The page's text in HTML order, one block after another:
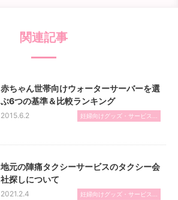
関連記事
赤ちゃん世帯向けウォーターサーバーを選
ぶ6つの基準＆比較ランキング
2015.6.2 妊婦向けグッズ・サービス...
地元の陣痛タクシーサービスのタクシー会
社探しについて
2021.2.4 妊婦向けグッズ・サービス...